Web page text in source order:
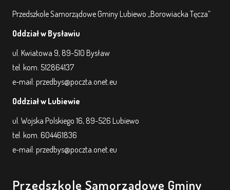
Przedszkole Samorządowe Gminy Lubiewo „Borowiacka Tęcza”
Oddział w Bysławiu
ul. Kwiatowa 9, 89-510 Bysław
tel. kom. 512864137
e-mail: przedbys@poczta.onet.eu
Oddział w Lubiewie
ul. Wojska Polskiego 16, 89-526 Lubiewo
tel. kom. 604461836
e-mail: przedbys@poczta.onet.eu
Przedszkole Samorządowe Gminy